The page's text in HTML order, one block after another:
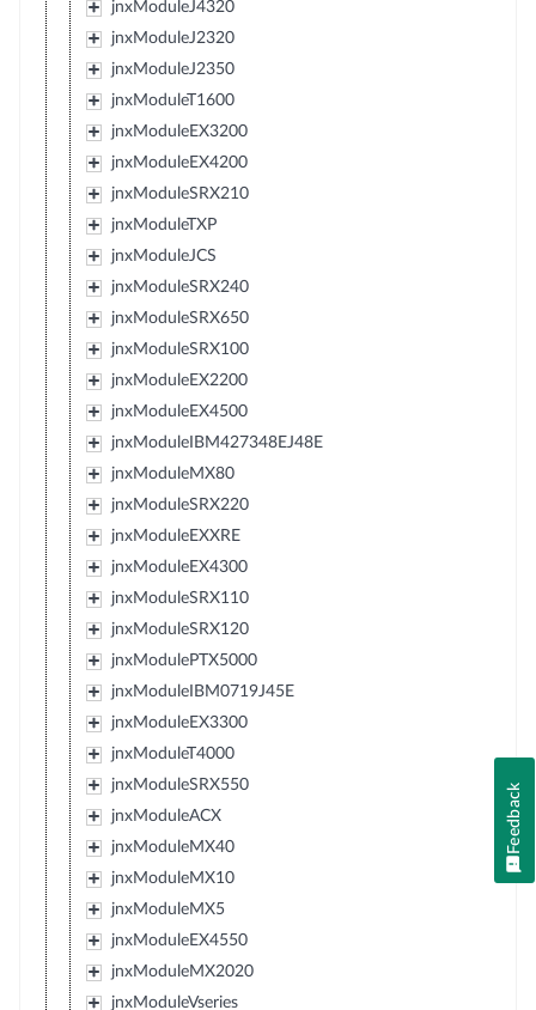
jnxModuleJ4320
jnxModuleJ2320
jnxModuleJ2350
jnxModuleT1600
jnxModuleEX3200
jnxModuleEX4200
jnxModuleSRX210
jnxModuleTXP
jnxModuleJCS
jnxModuleSRX240
jnxModuleSRX650
jnxModuleSRX100
jnxModuleEX2200
jnxModuleEX4500
jnxModuleIBM427348EJ48E
jnxModuleMX80
jnxModuleSRX220
jnxModuleEXXRE
jnxModuleEX4300
jnxModuleSRX110
jnxModuleSRX120
jnxModulePTX5000
jnxModuleIBM0719J45E
jnxModuleEX3300
jnxModuleT4000
jnxModuleSRX550
jnxModuleACX
jnxModuleMX40
jnxModuleMX10
jnxModuleMX5
jnxModuleEX4550
jnxModuleMX2020
jnxModuleVseries
Feedback